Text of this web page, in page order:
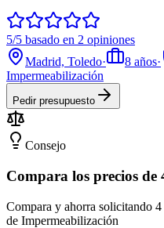
5/5 basado en 2 opiniones
Madrid, Toledo· 8 años·
Impermeabilización
Pedir presupuesto
Consejo
Compara los precios de
Compara y ahorra solicitando 4
de Impermeabilización